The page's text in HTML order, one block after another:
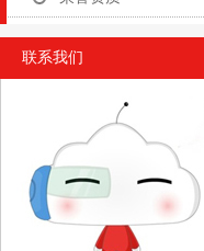
联系我们